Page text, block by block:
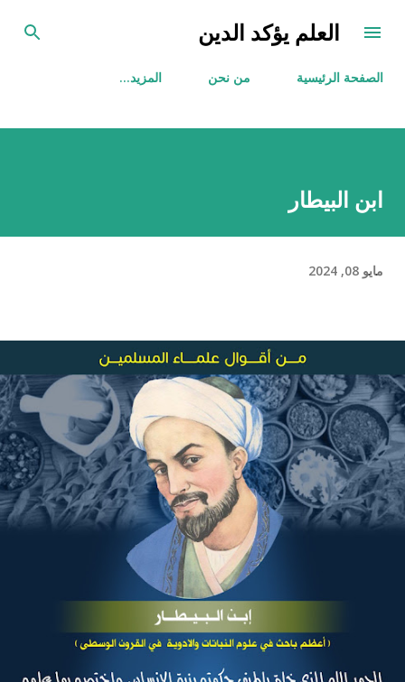
التخطي إلى المحتوى الرئيسي
العلم يؤكد الدين
الصفحة الرئيسية من نحن ‏المزيد…
ابن البيطار
مايو 08, 2024